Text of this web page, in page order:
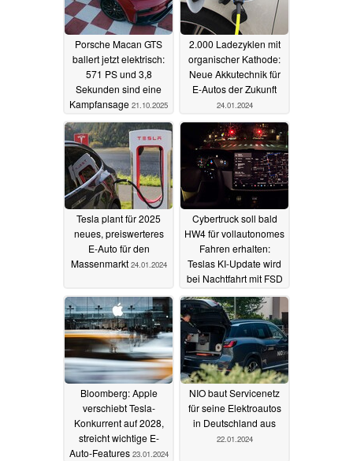
Porsche Macan GTS
ballert jetzt elektrisch:
571 PS und 3,8
Sekunden sind eine
Kampfansage 21.10.2025
2.000 Ladezyklen mit
organischer Kathode:
Neue Akkutechnik für
E-Autos der Zukunft
24.01.2024
Tesla plant für 2025
neues, preiswerteres
E-Auto für den
Massenmarkt 24.01.2024
Cybertruck soll bald
HW4 für vollautonomes
Fahren erhalten:
Teslas KI-Update wird
bei Nachtfahrt mit FSD
12 getestet24.01.2024
Bloomberg: Apple
verschiebt Tesla-
Konkurrent auf 2028,
streicht wichtige E-
Auto-Features 23.01.2024
NIO baut Servicenetz
für seine Elektroautos
in Deutschland aus
22.01.2024